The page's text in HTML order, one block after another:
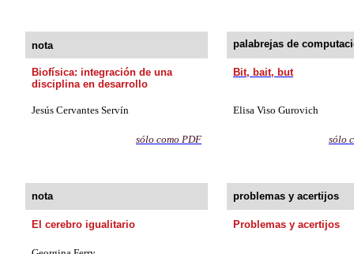
nota palabrejas de
Biofísica: integración de una
disciplina en desarrollo
Bit, bait, but
Jesús Cervantes Servín Elisa Viso Gurovich
sólo como PDF sólo
nota problemas y acertijos
El cerebro igualitario Problemas y acertijos